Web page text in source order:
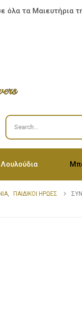
τα Μαιευτήρια
Λουλούδια
, ΠΑΙΔΙΚΟΊ ΉΡΩΕΣ